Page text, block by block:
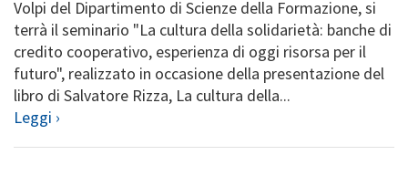
Volpi del Dipartimento di Scienze della Formazione, si
terrà il seminario "La cultura della solidarietà: banche di
credito cooperativo, esperienza di oggi risorsa per il
futuro", realizzato in occasione della presentazione del
libro di Salvatore Rizza, La cultura della...
Leggi ›